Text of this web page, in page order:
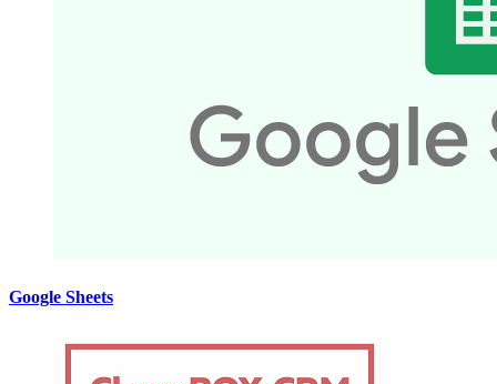
Google Sheets